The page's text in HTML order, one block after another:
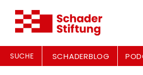
SUCHE SCHADERBLOG